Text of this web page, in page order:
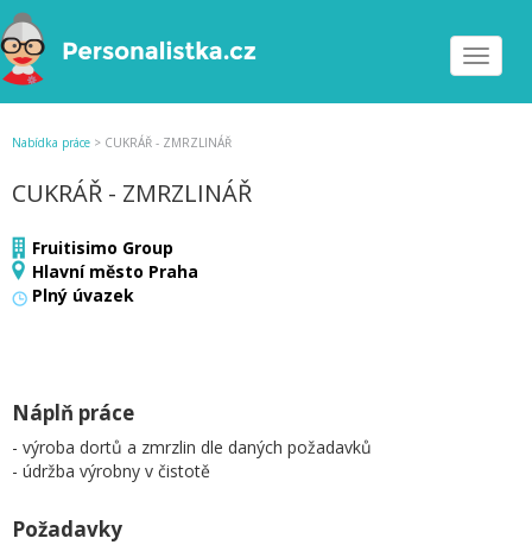
Toggle
Nabídka práce > CUKRÁŘ - ZMRZLINÁŘ
CUKRÁŘ - ZMRZLINÁŘ
Fruitisimo Group
Hlavní město Praha
Plný úvazek
Náplň práce
- výroba dortů a zmrzlin dle daných požadavků
- údržba výrobny v čistotě
Požadavky